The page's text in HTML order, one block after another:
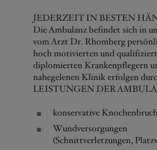
JEDERZEIT IN BESTEN
Die Ambulanz befindet sich in
vom Arzt Dr. Rhomberg
hoch motivierten und
diplomierten Krankenpflegern
nahegelenen Klinik erfolgen
LEISTUNGEN DER
konservative
Wundversorgungen
(Schnittverletzungen,